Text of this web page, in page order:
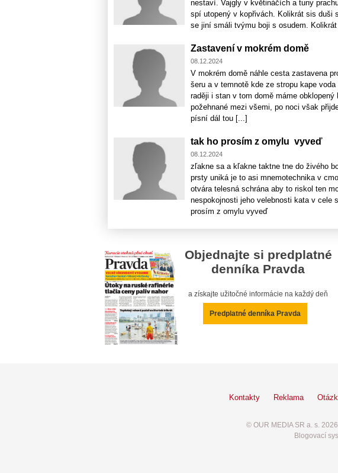
nestaví. Vajgly v květináčích a tuny
spí utopený v kopřivách. Kolikrát sis duši
se jiní smáli tvýmu boji s osudem.
Zastavení v mokrém domě
08.12.2024
V mokrém domě náhle cesta zastavena
šeru a v temnotě kde ze stropu kape
raději i stan v tom domě máme
požehnané mezi všemi, po noci však
písní dál tou [...]
tak ho prosím z omylu vyveď
08.12.2024
zľakne sa a kľakne taktne tne do živého
prsty uniká je to asi mnemotechnika v
otvára telesná schrána aby to riskol ten
nespokojnosti jeho velebnosti kata v
prosím z omylu vyveď
Objednajte si predplatné
denníka Pravda
a získajte užitočné informácie na každý deň
Predplatné denníka Pravda
Kontakty Reklama
© OUR MEDIA SR a. s.
Blogovací